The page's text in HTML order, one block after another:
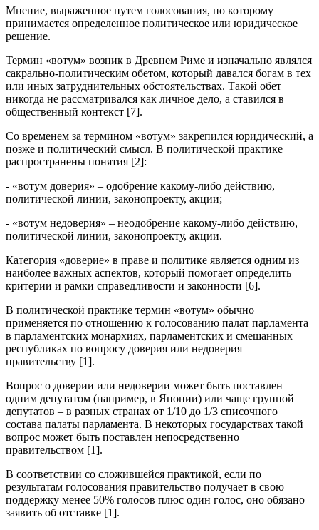
Мнение, выраженное путем голосования, по которому
принимается определенное политическое или юридическое
решение.
Термин «вотум» возник в Древнем Риме и изначально являлся
сакрально-политическим обетом, который давался богам в тех
или иных затруднительных обстоятельствах. Такой обет
никогда не рассматривался как личное дело, а ставился в
общественный контекст [7].
Со временем за термином «вотум» закрепился юридический, а
позже и политический смысл. В политической практике
распространены понятия [2]:
- «вотум доверия» – одобрение какому-либо действию,
политической линии, законопроекту, акции;
- «вотум недоверия» – неодобрение какому-либо действию,
политической линии, законопроекту, акции.
Категория «доверие» в праве и политике является одним из
наиболее важных аспектов, который помогает определить
критерии и рамки справедливости и законности [6].
В политической практике термин «вотум» обычно
применяется по отношению к голосованию палат парламента
в парламентских монархиях, парламентских и смешанных
республиках по вопросу доверия или недоверия
правительству [1].
Вопрос о доверии или недоверии может быть поставлен
одним депутатом (например, в Японии) или чаще группой
депутатов – в разных странах от 1/10 до 1/3 списочного
состава палаты парламента. В некоторых государствах такой
вопрос может быть поставлен непосредственно
правительством [1].
В соответствии со сложившейся практикой, если по
результатам голосования правительство получает в свою
поддержку менее 50% голосов плюс один голос, оно обязано
заявить об отставке [1].